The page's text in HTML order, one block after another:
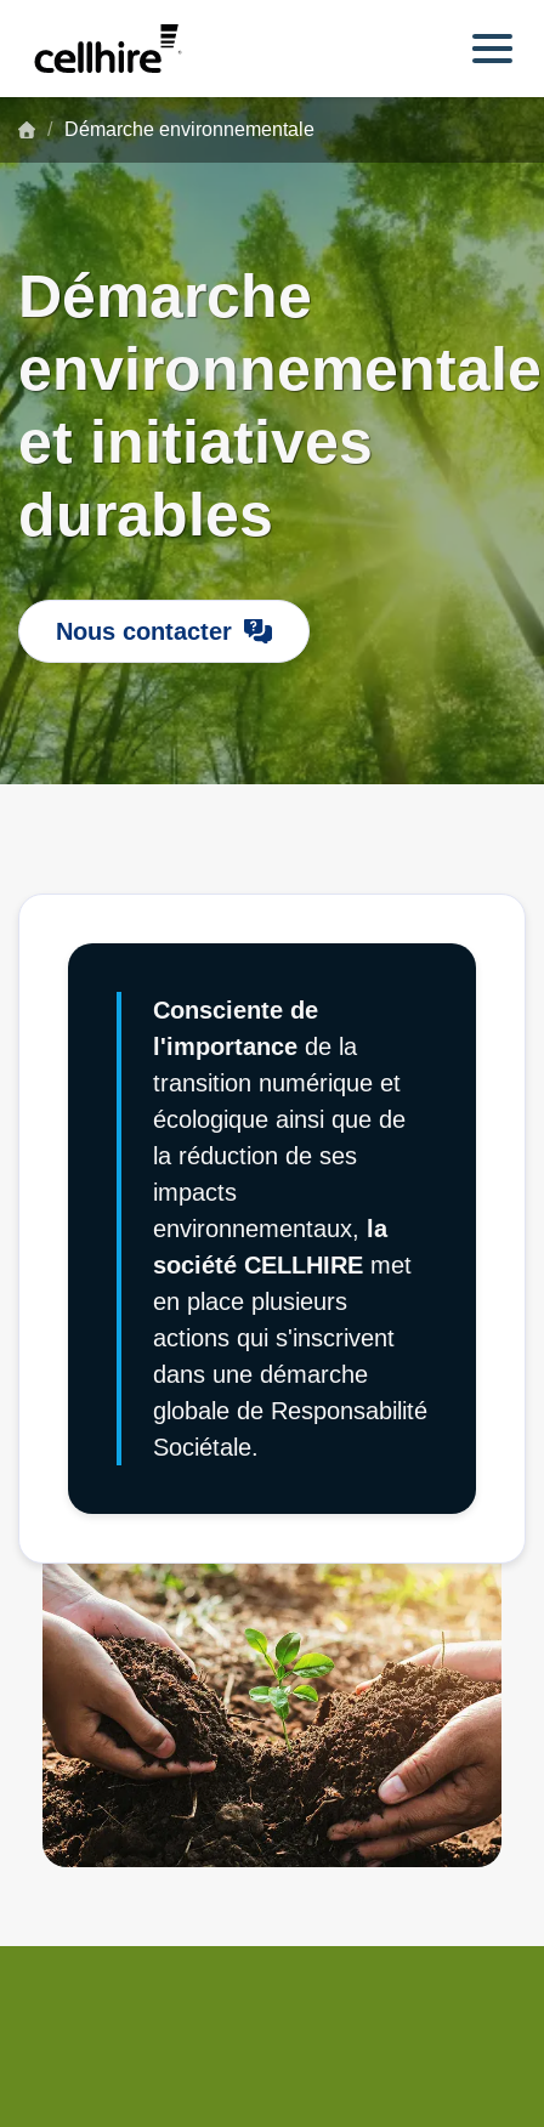
Démarche environnementale
Démarche
environnementale
et initiatives
durables
Nous contacter
Consciente de
l'importance de la
transition numérique et
écologique ainsi que de
la réduction de ses
impacts
environnementaux,
la
société CELLHIRE met
en place plusieurs
actions qui s'inscrivent
dans une démarche
globale de Responsabilité
Sociétale.